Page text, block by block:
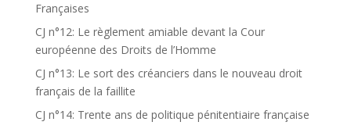
Françaises
CJ n°12: Le règlement amiable devant la Cour
européenne des Droits de l’Homme
CJ n°13: Le sort des créanciers dans le nouveau droit
français de la faillite
CJ n°14: Trente ans de politique pénitentiaire française